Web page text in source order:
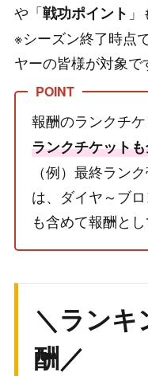
や「戦功ポイント
※シーズン終了時点
ヤーの皆様が対象で
報酬のランクチケ
ランクチケット
（例）最終ラン
は、ダイヤ～ブ
も含めて報酬と
＼ランキ
酬／